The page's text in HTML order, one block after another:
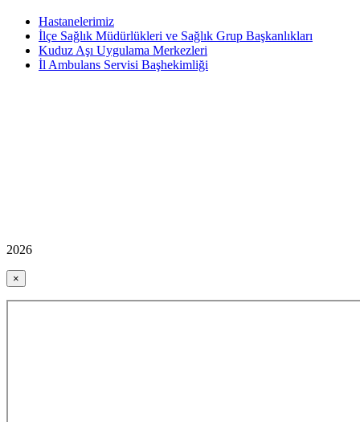
Hastanelerimiz
İlçe Sağlık Müdürlükleri ve Sağlık Grup Başkanlıkları
Kuduz Aşı Uygulama Merkezleri
İl Ambulans Servisi Başhekimliği
2026
×